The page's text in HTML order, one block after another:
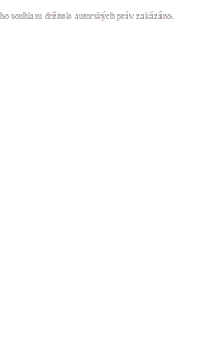
souhlasu držitele autorských práv zakázáno.